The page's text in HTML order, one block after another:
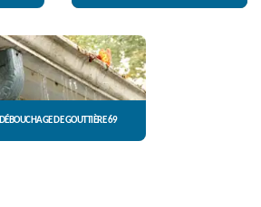
DÉBOUCHAGE DE GOUTTIÈRE 69